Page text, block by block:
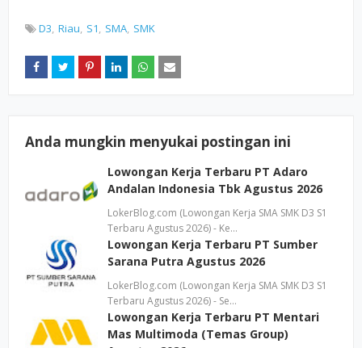
D3 Riau S1 SMA SMK
Anda mungkin menyukai postingan ini
Lowongan Kerja Terbaru PT Adaro
Andalan Indonesia Tbk Agustus 2026
LokerBlog.com (Lowongan Kerja SMA SMK D3 S1
Terbaru Agustus 2026) - Ke…
Lowongan Kerja Terbaru PT Sumber
Sarana Putra Agustus 2026
LokerBlog.com (Lowongan Kerja SMA SMK D3 S1
Terbaru Agustus 2026) - Se…
Lowongan Kerja Terbaru PT Mentari
Mas Multimoda (Temas Group)